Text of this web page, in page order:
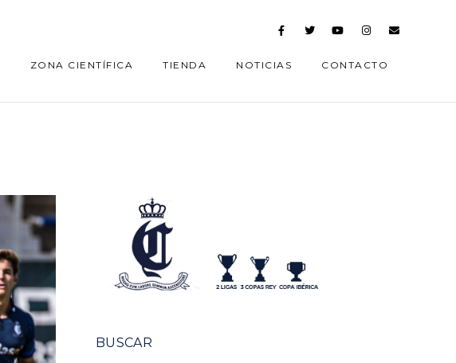
ZONA CIENTÍFICA TIENDA NOTICIAS CONTACTO
BUSCAR